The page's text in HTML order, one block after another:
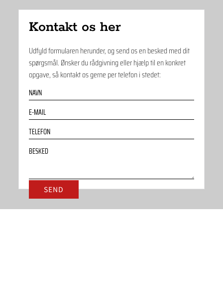
Kontakt os her
Udfyld formularen herunder, og send os en besked med dit
spørgsmål. Ønsker du rådgivning eller hjælp til en konkret
opgave, så kontakt os gerne per telefon i stedet: